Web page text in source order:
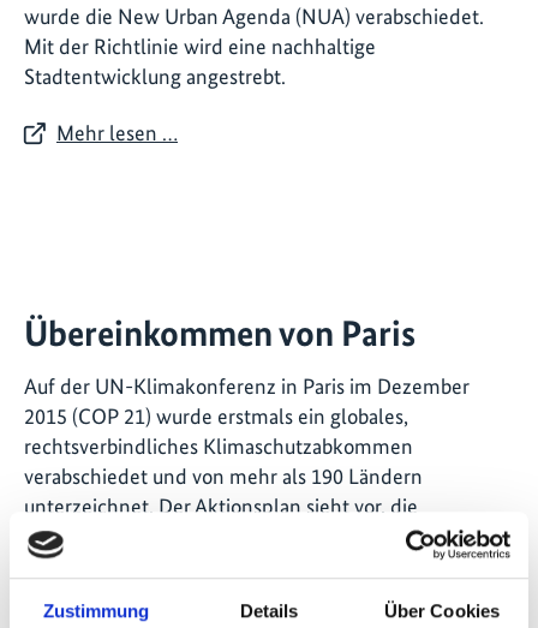
Zustimmung Details Über Cookies
wurde die New Urban Agenda (NUA) verabschiedet.
Mit der Richtlinie wird eine nachhaltige
Stadtentwicklung angestrebt.
Mehr lesen …
Übereinkommen von Paris
Auf der UN-Klimakonferenz in Paris im Dezember
2015 (COP 21) wurde erstmals ein globales,
rechtsverbindliches Klimaschutzabkommen
verabschiedet und von mehr als 190 Ländern
unterzeichnet. Der Aktionsplan sieht vor, die
Erderwärmung auf deutlich unter 2 °C zu begrenzen.